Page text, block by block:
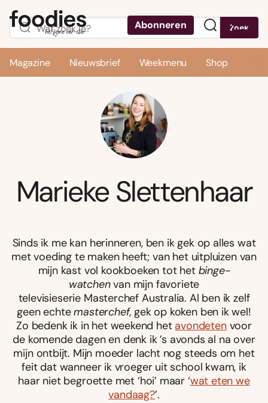
Abonneren Zoek
Magazine Nieuwsbrief Weekmenu Shop
Marieke Slettenhaar
Sinds ik me kan herinneren, ben ik gek op alles wat
met voeding te maken heeft; van het uitpluizen van
mijn kast vol kookboeken tot het binge-
watchenvan mijn favoriete
televisieserie Masterchef Australia. Al ben ik zelf
geen echtemasterchef, gek op koken ben ik wel!
Zo bedenk ik in het weekend het avondetenvoor
de komende dagen en denk ik ’s avonds al na over
mijn ontbijt. Mijn moeder lacht nog steeds om het
feit dat wanneer ik vroeger uit school kwam, ik
haar niet begroette met ‘hoi’ maar ‘wat eten we
vandaag?’.